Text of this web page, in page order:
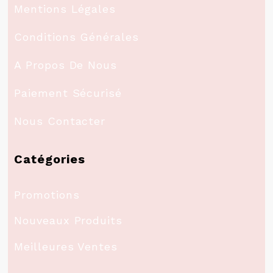
Mentions Légales
Conditions Générales
A Propos De Nous
Paiement Sécurisé
Nous Contacter
Catégories
Promotions
Nouveaux Produits
Meilleures Ventes